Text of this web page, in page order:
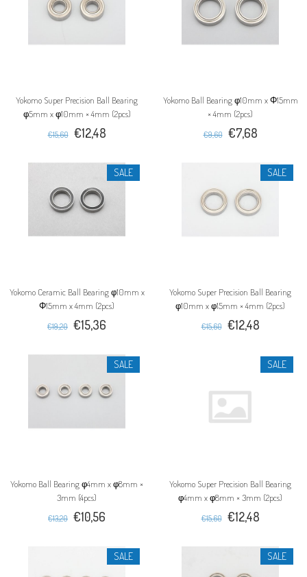
Yokomo Super Precision Ball Bearing
φ5mm x φ10mm × 4mm (2pcs)
€15,60 €12,48
Yokomo Ball Bearing φ10mm x Φ15mm
× 4mm (2pcs)
€9,60 €7,68
SALE
Yokomo Ceramic Ball Bearing φ10mm x
Φ15mm x 4mm (2pcs)
€19,20 €15,36
SALE
Yokomo Super Precision Ball Bearing
φ10mm x φ15mm × 4mm (2pcs)
€15,60 €12,48
SALE
Yokomo Ball Bearing φ4mm x φ8mm ×
3mm (4pcs)
€13,20 €10,56
SALE
Yokomo Super Precision Ball Bearing
φ4mm x φ8mm × 3mm (2pcs)
€15,60 €12,48
SALE SALE